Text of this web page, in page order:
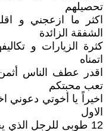
تحصيلهم
اكثر ما ازعجني و
الشفقة الزائدة
كثرة الزيارات و
اتمناه
اقدر عطف الناس
تعب محبتكم
اخيراً يا أخوتي دعوني
الاول
12 طوبى للرجل الذي